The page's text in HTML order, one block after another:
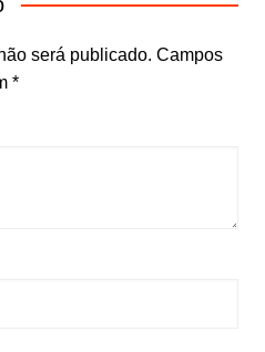
será publicado. Campos
*